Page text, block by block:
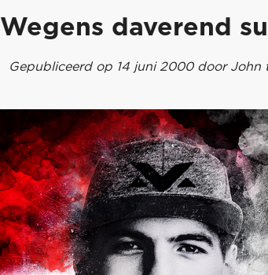
Wegens daverend
Gepubliceerd op 14 juni 2000 door John